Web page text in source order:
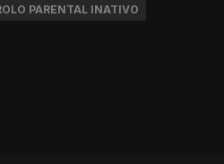
PARENTAL INATIVO